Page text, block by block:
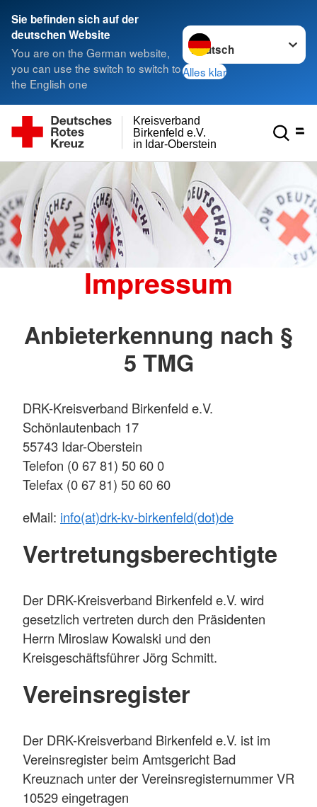
Sie befinden sich auf der
deutschen Website
You are on the German website,
you can use the switch to switch to
the English one
Sprache wechseln zu
Alles klar
in Idar-Oberstein
Birkenfeld e.V.
Kreisverband
Impressum
Anbieterkennung nach §
5 TMG
DRK-Kreisverband Birkenfeld e.V.
Schönlautenbach 17
55743 Idar-Oberstein
Telefon (0 67 81) 50 60 0
Telefax (0 67 81) 50 60 60
eMail: info(at)drk-kv-birkenfeld(dot)de
Vertretungsberechtigte
Der DRK-Kreisverband Birkenfeld e.V. wird
gesetzlich vertreten durch den Präsidenten
Herrn Miroslaw Kowalski und den
Kreisgeschäftsführer Jörg Schmitt.
Vereinsregister
Der DRK-Kreisverband Birkenfeld e.V. ist im
Vereinsregister beim Amtsgericht Bad
Kreuznach unter der Vereinsregisternummer VR
10529 eingetragen